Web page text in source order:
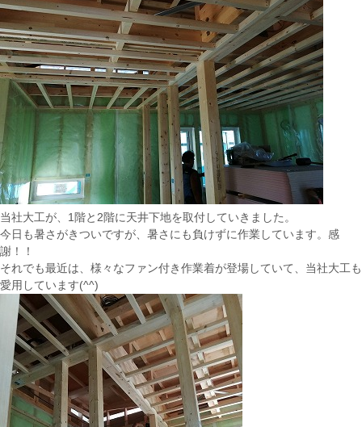
当社大工が、1階と2階に天井下地を取付していきました。
今日も暑さがきついですが、暑さにも負けずに作業しています。感
謝！！
それでも最近は、様々なファン付き作業着が登場していて、当社大工も
愛用しています(^^)